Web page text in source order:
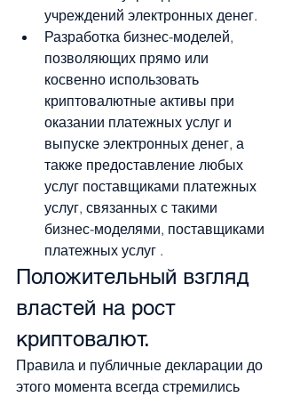
учреждений электронных денег.
Разработка бизнес-моделей,
позволяющих прямо или
косвенно использовать
криптовалютные активы при
оказании платежных услуг и
выпуске электронных денег, а
также предоставление любых
услуг поставщиками платежных
услуг, связанных с такими
бизнес-моделями, поставщиками
платежных услуг .
Положительный взгляд
властей на рост
криптовалют.
Правила и публичные декларации до
этого момента всегда стремились